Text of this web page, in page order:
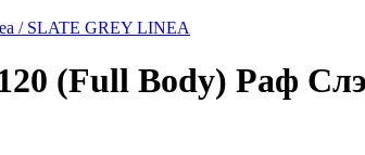
/ SLATE GREY LINEA
(Full Body) Раф